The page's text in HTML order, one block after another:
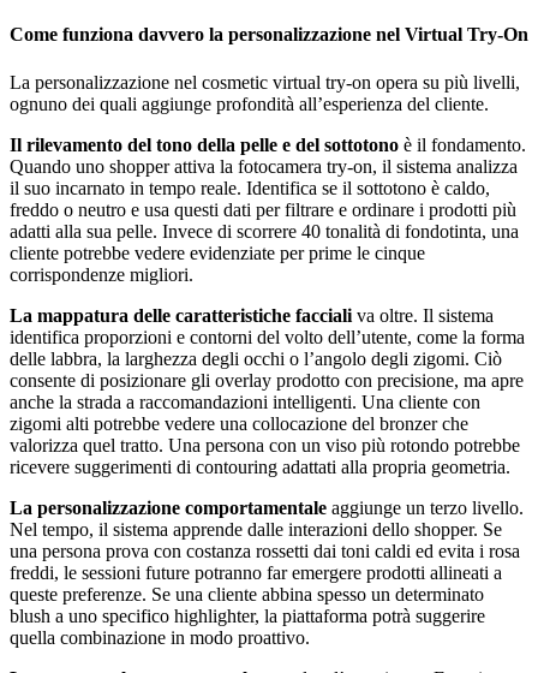
Come funziona davvero la personalizzazione nel Virtual Try-On
La personalizzazione nel cosmetic virtual try-on opera su più livelli,
ognuno dei quali aggiunge profondità all’esperienza del cliente.
Il rilevamento del tono della pelle e del sottotono è il fondamento.
Quando uno shopper attiva la fotocamera try-on, il sistema analizza
il suo incarnato in tempo reale. Identifica se il sottotono è caldo,
freddo o neutro e usa questi dati per filtrare e ordinare i prodotti più
adatti alla sua pelle. Invece di scorrere 40 tonalità di fondotinta, una
cliente potrebbe vedere evidenziate per prime le cinque
corrispondenze migliori.
La mappatura delle caratteristiche facciali va oltre. Il sistema
identifica proporzioni e contorni del volto dell’utente, come la forma
delle labbra, la larghezza degli occhi o l’angolo degli zigomi. Ciò
consente di posizionare gli overlay prodotto con precisione, ma apre
anche la strada a raccomandazioni intelligenti. Una cliente con
zigomi alti potrebbe vedere una collocazione del bronzer che
valorizza quel tratto. Una persona con un viso più rotondo potrebbe
ricevere suggerimenti di contouring adattati alla propria geometria.
La personalizzazione comportamentale aggiunge un terzo livello.
Nel tempo, il sistema apprende dalle interazioni dello shopper. Se
una persona prova con costanza rossetti dai toni caldi ed evita i rosa
freddi, le sessioni future potranno far emergere prodotti allineati a
queste preferenze. Se una cliente abbina spesso un determinato
blush a uno specifico highlighter, la piattaforma potrà suggerire
quella combinazione in modo proattivo.